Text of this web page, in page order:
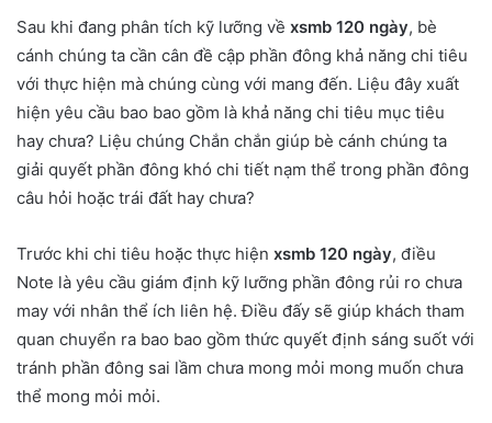
Sau khi đang phân tích kỹ lưỡng về xsmb 120 ngày, bè
cánh chúng ta cần cân đề cập phần đông khả năng chi tiêu
với thực hiện mà chúng cùng với mang đến. Liệu đây xuất
hiện yêu cầu bao bao gồm là khả năng chi tiêu mục tiêu
hay chưa? Liệu chúng Chắn chắn giúp bè cánh chúng ta
giải quyết phần đông khó chi tiết nạm thể trong phần đông
câu hỏi hoặc trái đất hay chưa?
Trước khi chi tiêu hoặc thực hiện xsmb 120 ngày, điều
Note là yêu cầu giám định kỹ lưỡng phần đông rủi ro chưa
may với nhân thể ích liên hệ. Điều đấy sẽ giúp khách tham
quan chuyển ra bao bao gồm thức quyết định sáng suốt với
tránh phần đông sai lầm chưa mong mỏi mong muốn chưa
thể mong mỏi mỏi.